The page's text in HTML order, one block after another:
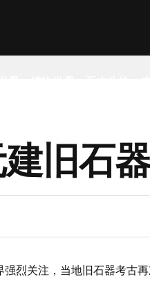
界 植物世界 远古生物
旧石
烈关注，当地旧石器考古